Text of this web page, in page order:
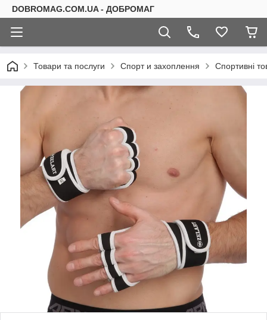
DOBROMAG.COM.UA - ДОБРОМАГ
Товари та послуги Спорт и захоплення Спортивні